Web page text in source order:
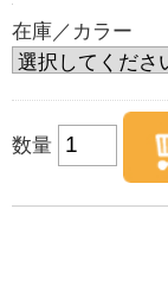
在庫／カラー
数量